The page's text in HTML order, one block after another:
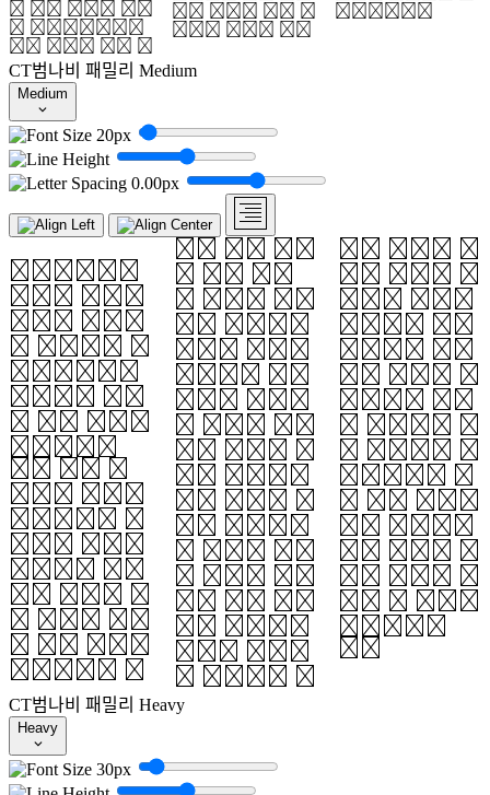
획 시작 부분은 부리
가 생략되었지만,
붓이 만들어 내는 자
새로 쓰면서 획이 가
늘어진 흔적을 확인
들었습니다.
CT범나비 패밀리 Medium
Medium
20px
0.00px
세로쓰기에서
가능한 특유의
흐름과 텍스처
를 ‘범나비 가
로쓰기’에서
구현하기 위해
몇 가지 실험을
진행했습니
다. 그중 한
가지는 다양한
반흘림궁체 자
료에서 일부를
추출해, 판독
성을 높이기 위
해 허획을 삭제
해 보는 실험이
었습니다. 허
획은 낱자 내에
서 혹은 낱자
간 연결을 시켜
주는 가짜획입
니다. 허획은
세로쓰기 조판
면에서 운동감
과 질감을 보여
주는 기능을 하
기도 하지만,
현대 한글에 익
숙한 이들에게
는 판독에 혼란
을 주기도 합니
다. 또한 가로
쓰기 폰트에서
허획의 ‘낱자
간 연결’은 적
합한 사례가 없
었기 때문에 실
험에서 배제했
습니다. 실험
데이터를 바탕
으로 범나비 가
로쓰기는 허획
을 표현하지 않
는 방향으로 정
했습니다. 대
신 일부 닿자에
서만 흘림획을
그려 특유의 대
각선 요소가 드
러날 수 있도록
표현했습니
다.
CT범나비 패밀리 Heavy
Heavy
30px